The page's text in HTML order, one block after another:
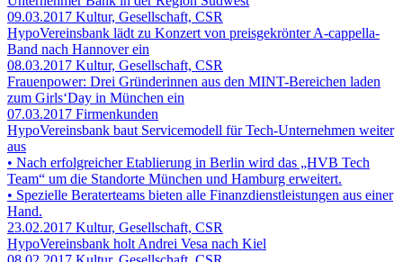
09.03.2017 Kultur, Gesellschaft, CSR
HypoVereinsbank lädt zu Konzert von preisgekrönter A-cappella-
Band nach Hannover ein
08.03.2017 Kultur, Gesellschaft, CSR
Frauenpower: Drei Gründerinnen aus den MINT-Bereichen laden
zum Girls‘Day in München ein
07.03.2017 Firmenkunden
HypoVereinsbank baut Servicemodell für Tech-Unternehmen weiter
aus
• Nach erfolgreicher Etablierung in Berlin wird das „HVB Tech
Team“ um die Standorte München und Hamburg erweitert.
• Spezielle Beraterteams bieten alle Finanzdienstleistungen aus einer
Hand.
23.02.2017 Kultur, Gesellschaft, CSR
HypoVereinsbank holt Andrei Vesa nach Kiel